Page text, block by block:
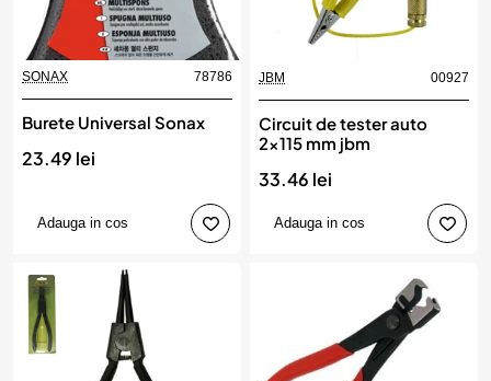
SONAX 78786
Burete Universal Sonax
23.49 lei
Adauga in cos
JBM 00927
Circuit de tester auto
2x115 mm jbm
33.46 lei
Adauga in cos